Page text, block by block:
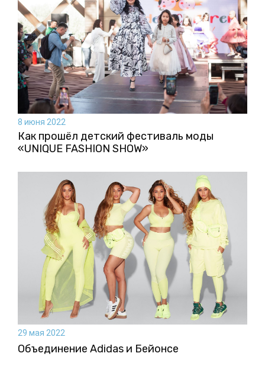
8 июня 2022
Как прошёл детский фестиваль моды
«UNIQUE FASHION SHOW»
29 мая 2022
Объединение Adidas и Бейонсе